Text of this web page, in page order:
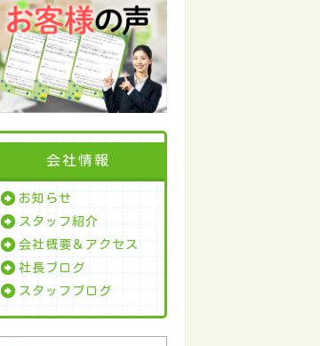
会社情報
お知らせ
スタッフ紹介
会社概要＆アクセス
社長ブログ
スタッフブログ